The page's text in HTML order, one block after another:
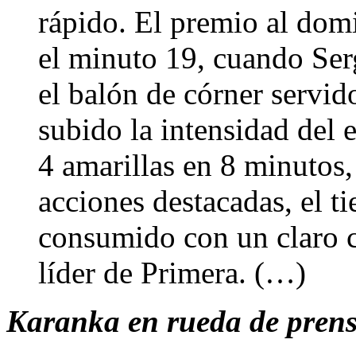
rápido. El premio al
el minuto 19, cuando
el balón de córner
subido la intensidad del
4 amarillas en 8
acciones destacadas, el
consumido con un claro
líder de Primera. (…)
Karanka en rueda de